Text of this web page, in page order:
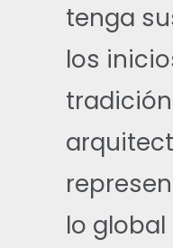
tenga
los
tradición
lo global